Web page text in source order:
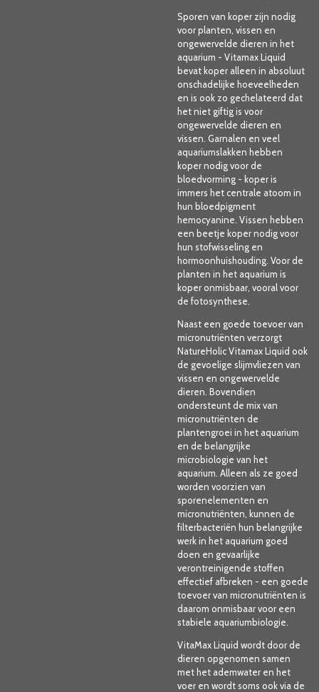
Sporen van koper zijn nodig
voor planten, vissen en
ongewervelde dieren in het
aquarium - Vitamax Liquid
bevat koper alleen in absoluut
onschadelijke hoeveelheden
en is ook zo gechelateerd dat
het niet giftig is voor
ongewervelde dieren en
vissen. Garnalen en veel
aquariumslakken hebben
koper nodig voor de
bloedvorming - koper is
immers het centrale atoom in
hun bloedpigment
hemocyanine. Vissen hebben
een beetje koper nodig voor
hun stofwisseling en
hormoonhuishouding. Voor de
planten in het aquarium is
koper onmisbaar, vooral voor
de fotosynthese.
Naast een goede toevoer van
micronutriënten verzorgt
NatureHolic Vitamax Liquid ook
de gevoelige slijmvliezen van
vissen en ongewervelde
dieren. Bovendien
ondersteunt de mix van
micronutriënten de
plantengroei in het aquarium
en de belangrijke
microbiologie van het
aquarium. Alleen als ze goed
worden voorzien van
sporenelementen en
micronutriënten, kunnen de
filterbacteriën hun belangrijke
werk in het aquarium goed
doen en gevaarlijke
verontreinigende stoffen
effectief afbreken - een goede
toevoer van micronutriënten is
daarom onmisbaar voor een
stabiele aquariumbiologie.
VitaMax Liquid wordt door de
dieren opgenomen samen
met het ademwater en het
voer en wordt soms ook via de